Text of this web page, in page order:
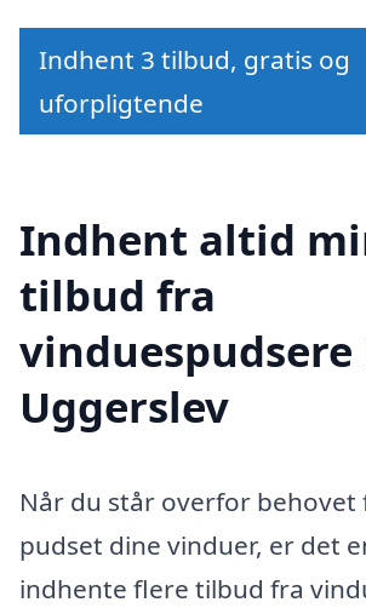
Indhent 3 tilbud, gratis og
uforpligtende
Indhent altid
tilbud fra
vinduespudsere
Uggerslev
Når du står overfor behovet
pudset dine vinduer, er det
indhente flere tilbud fra